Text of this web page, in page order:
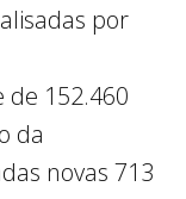
por
de 152.460
da
novas 713